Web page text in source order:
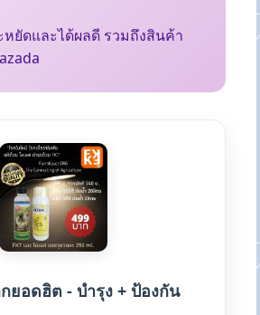
ยัดและได้ผลดี รวมถึงสินค้า
กยอดฮิต - บำรุง + ป้องกัน